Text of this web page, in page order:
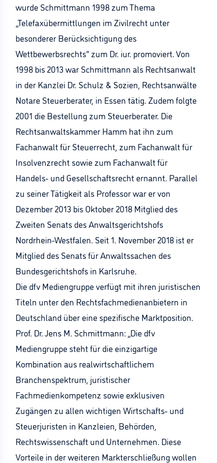
wurde Schmittmann 1998 zum Thema
„Telefaxübermittlungen im Zivilrecht unter
besonderer Berücksichtigung des
Wettbewerbsrechts“ zum Dr. iur. promoviert. Von
1998 bis 2013 war Schmittmann als Rechtsanwalt
in der Kanzlei Dr. Schulz & Sozien, Rechtsanwälte
Notare Steuerberater, in Essen tätig. Zudem folgte
2001 die Bestellung zum Steuerberater. Die
Rechtsanwaltskammer Hamm hat ihn zum
Fachanwalt für Steuerrecht, zum Fachanwalt für
Insolvenzrecht sowie zum Fachanwalt für
Handels- und Gesellschaftsrecht ernannt. Parallel
zu seiner Tätigkeit als Professor war er von
Dezember 2013 bis Oktober 2018 Mitglied des
Zweiten Senats des Anwaltsgerichtshofs
Nordrhein-Westfalen. Seit 1. November 2018 ist er
Mitglied des Senats für Anwaltssachen des
Bundesgerichtshofs in Karlsruhe.
Die dfv Mediengruppe verfügt mit ihren juristischen
Titeln unter den Rechtsfachmedienanbietern in
Deutschland über eine spezifische Marktposition.
Prof. Dr. Jens M. Schmittmann: „Die dfv
Mediengruppe steht für die einzigartige
Kombination aus realwirtschaftlichem
Branchenspektrum, juristischer
Fachmedienkompetenz sowie exklusiven
Zugängen zu allen wichtigen Wirtschafts- und
Steuerjuristen in Kanzleien, Behörden,
Rechtswissenschaft und Unternehmen. Diese
Vorteile in der weiteren Markterschließung wollen